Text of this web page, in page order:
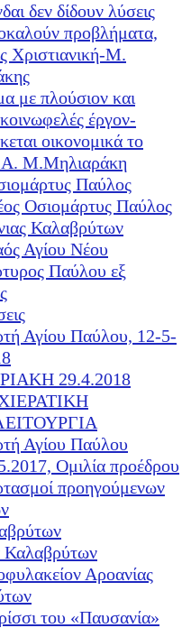
δεν δίδουν λύσεις
προβλήματα,
Χριστιανική-Μ.
με πλούσιον και
έργον-
οικονομικά το
Μ.Μηλιαράκη
Παύλος
Οσιομάρτυς Παύλος
Καλαβρύτων
Αγίου Νέου
Παύλου εξ
Αγίου Παύλου, 12-5-
29.4.2018
Αγίου Παύλου
Ομιλία προέδρου
προηγούμενων
Καλαβρύτων
Αροανίας
του «Παυσανία»